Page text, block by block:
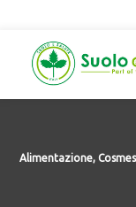
Alimentazione,